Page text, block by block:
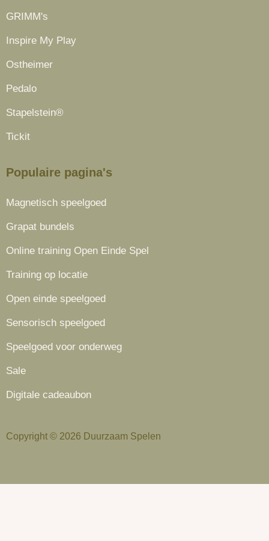
GRIMM's
Inspire My Play
Ostheimer
Pedalo
Stapelstein®
Tickit
Populaire pagina's
Magnetisch speelgoed
Grapat bundels
Online training Open Einde Spel
Training op locatie
Open einde speelgoed
Sensorisch speelgoed
Speelgoed voor onderweg
Sale
Digitale cadeaubon
Copyright © 2026 Duurzaam Spelen